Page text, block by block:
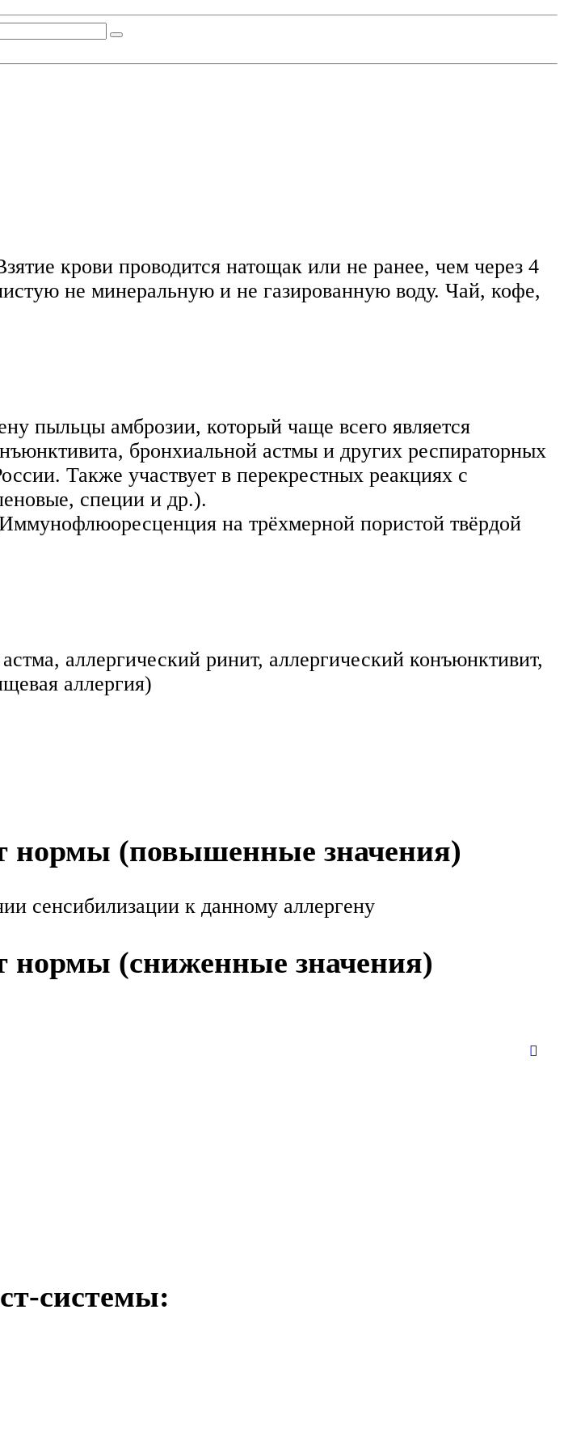
крови проводится натощак или не ранее, чем через 4
не минеральную и не газированную воду. Чай, кофе,
пыльцы амброзии, который чаще всего является
бронхиальной астмы и других респираторных
Также участвует в перекрестных реакциях с
специи и др.).
на трёхмерной пористой твёрдой
аллергический ринит, аллергический конъюнктивит,
аллергия)
нормы (повышенные значения)
сенсибилизации к данному аллергену
нормы (сниженные значения)
системы: